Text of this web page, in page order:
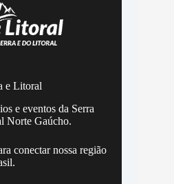
e Litoral
e eventos da Serra
Norte Gaúcho.
conectar nossa região